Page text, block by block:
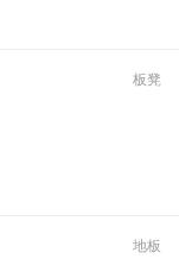
板凳
地板